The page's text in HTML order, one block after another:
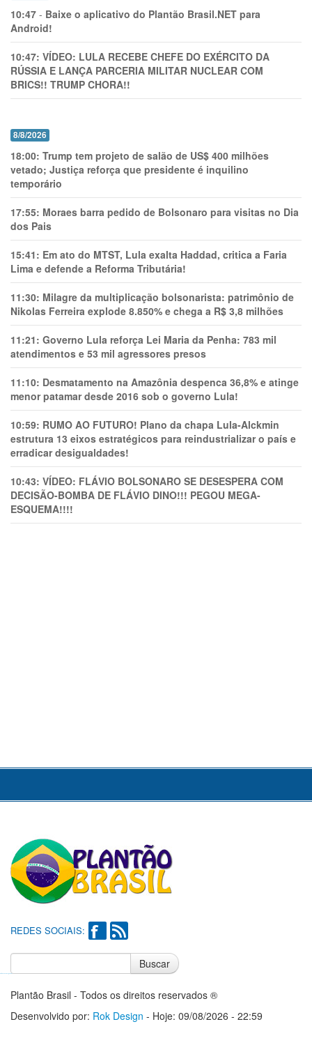
10:47 - Baixe o aplicativo do Plantão Brasil.NET para
Android!
10:47: VÍDEO: LULA RECEBE CHEFE DO EXÉRCITO DA
RÚSSIA E LANÇA PARCERIA MILITAR NUCLEAR COM
BRICS!! TRUMP CHORA!!
8/8/2026
18:00: Trump tem projeto de salão de US$ 400 milhões
vetado; Justiça reforça que presidente é inquilino
temporário
17:55: Moraes barra pedido de Bolsonaro para visitas no Dia
dos Pais
15:41: Em ato do MTST, Lula exalta Haddad, critica a Faria
Lima e defende a Reforma Tributária!
11:30: Milagre da multiplicação bolsonarista: patrimônio de
Nikolas Ferreira explode 8.850% e chega a R$ 3,8 milhões
11:21: Governo Lula reforça Lei Maria da Penha: 783 mil
atendimentos e 53 mil agressores presos
11:10: Desmatamento na Amazônia despenca 36,8% e atinge
menor patamar desde 2016 sob o governo Lula!
10:59: RUMO AO FUTURO! Plano da chapa Lula-Alckmin
estrutura 13 eixos estratégicos para reindustrializar o país e
erradicar desigualdades!
10:43: VÍDEO: FLÁVIO BOLSONARO SE DESESPERA COM
DECISÃO-BOMBA DE FLÁVIO DINO!!! PEGOU MEGA-
ESQUEMA!!!!
REDES SOCIAIS:
Buscar
Plantão Brasil - Todos os direitos reservados ®
Desenvolvido por: Rok Design - Hoje: 09/08/2026 - 22:59